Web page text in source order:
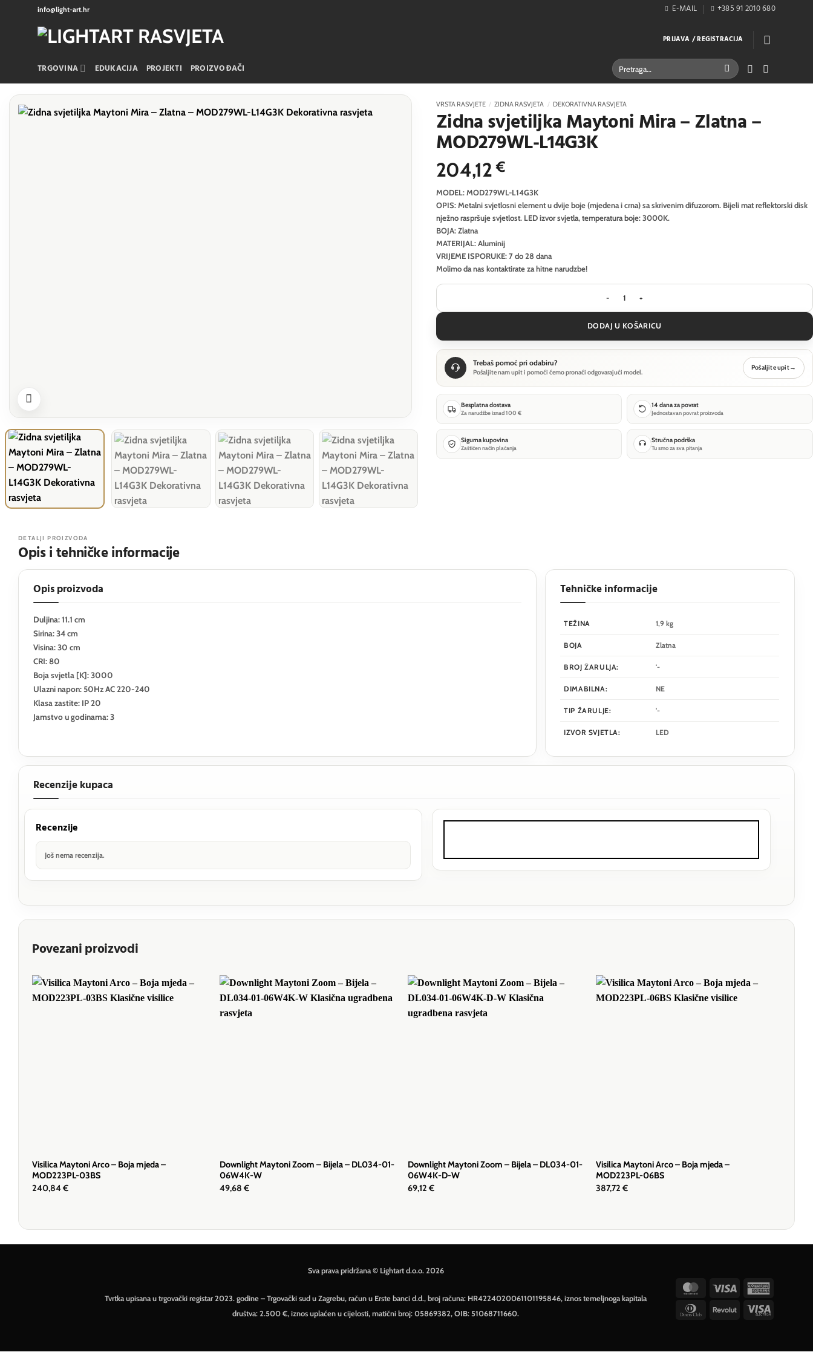
info@light-art.hr E-MAIL +385 91 2010 680
PRIJAVA / REGISTRACIJA
TRGOVINA EDUKACIJA PROJEKTI PROIZVOĐAČI Pretraži:
VRSTA RASVJETE / ZIDNA RASVJETA / DEKORATIVNA RASVJETA
Zidna svjetiljka Maytoni Mira – Zlatna –
MOD279WL-L14G3K
204,12€
MODEL: MOD279WL-L14G3K
OPIS: Metalni svjetlosni element u dvije boje (mjedena i crna) sa skrivenim difuzorom. Bijeli mat reflektorski disk
nježno raspršuje svjetlost. LED izvor svjetla, temperatura boje: 3000K.
BOJA: Zlatna
MATERIJAL: Aluminij
VRIJEME ISPORUKE: 7 do 28 dana
Molimo da nas kontaktirate za hitne narudzbe!
Zidna svjetiljka Maytoni Mira - Zlatna -
DODAJ U KOŠARICU
Trebaš pomoć pri odabiru?
Pošaljite nam upit i pomoći ćemo pronaći odgovarajući model.
Pošaljite upit→
Besplatna dostava
Za narudžbe iznad 100 €
14 dana za povrat
Jednostavan povrat proizvoda
Sigurna kupovina
Zaštićen način plaćanja
Stručna podrška
Tu smo za sva pitanja
DETALJI PROIZVODA
Opis i tehničke informacije
Opis proizvoda
Duljina: 11.1 cm
Sirina: 34 cm
Visina: 30 cm
CRI: 80
Boja svjetla [K]: 3000
Ulazni napon: 50Hz AC 220-240
Klasa zastite: IP 20
Jamstvo u godinama: 3
Tehničke informacije
TEŽINA 1,9 kg
BOJA Zlatna
BROJ ŽARULJA: '-
DIMABILNA: NE
TIP ŽARULJE: '-
IZVOR SVJETLA: LED
Recenzije kupaca
Recenzije
Još nema recenzija.
Povezani proizvodi
Visilica Maytoni Arco – Boja mjeda –
MOD223PL-03BS
240,84€
Downlight Maytoni Zoom – Bijela – DL034-01-
06W4K-W
49,68€
Downlight Maytoni Zoom – Bijela – DL034-01-
06W4K-D-W
69,12€
Visilica Maytoni Arco – Boja mjeda –
MOD223PL-06BS
387,72 €
Sva prava pridržana © Lightart d.o.o. 2026
Tvrtka upisana u trgovački registar 2023. godine – Trgovački sud u Zagrebu, račun u Erste banci d.d., broj računa: HR4224020061101195846, iznos temeljnoga kapitala
društva: 2.500 €, iznos uplaćen u cijelosti, matični broj: 05869382, OIB: 51068711660.
MasterCard
Visa
DinnersRevolutVisa